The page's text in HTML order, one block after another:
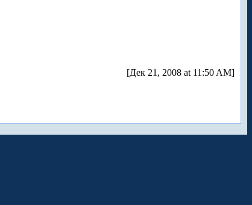
[Дек 21, 2008 at 11:50 AM]